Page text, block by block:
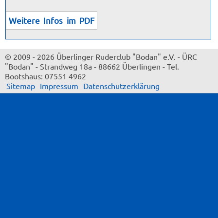
Weitere Infos im PDF
© 2009 - 2026 Überlinger Ruderclub "Bodan" e.V. - ÜRC
"Bodan" - Strandweg 18a - 88662 Überlingen - Tel.
Bootshaus: 07551 4962
Sitemap Impressum Datenschutzerklärung